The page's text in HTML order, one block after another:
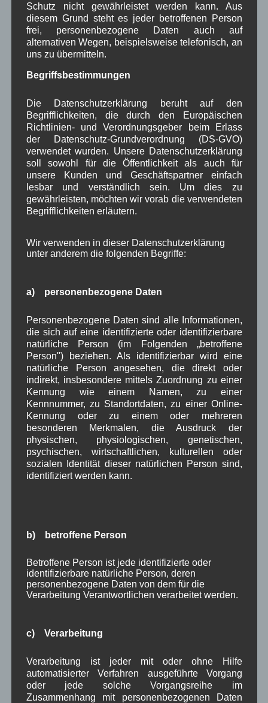
Vermieterinformation „Gesundheit
und Wohlfühlen“
„Gesundheit und
Wohlfühlen“ am
07.07.2016 um 19.30
Uhr im Haus des
Gastes in Wallgau.
Weiterlesen
noch gar nicht
richtig begonnen
und schon steht das
erste Parkfest 2016
auf dem Programm.
Aufgrund der beiden
Festwochen in Krün im Juli laden der
Trachtenverein und die Musikkapelle Wallgau
bereits am Sonntag den 03. Juli 2016 ab 11.00 Uhr
zum ersten traditionellen Parkfest in diesem Jahr.
Einheimische und Gäste verleben bei guter Musik,
herzhaften Schmankerln und einer süffigen Maß
Nach der gelungenen Premiere im letzten Jahr
wird auch heuer vor dem Fest um 10.30 Uhr ein
Gottesdienst auf dem Festplatz gefeiert.
Mit Bildern und Video vom Parkfest
Weiterlesen
Veranstaltung ,Video,Woiga.de
Wallgauer Rennochsen werden
vorgestellt – Teil 7
Schutz nicht gewährleistet werden kann. Aus
diesem Grund steht es jeder betroffenen Person
frei, personenbezogene Daten auch auf
alternativen Wegen, beispielsweise telefonisch, an
uns zu übermitteln.
Begriffsbestimmungen
Die Datenschutzerklärung beruht auf den
Begrifflichkeiten, die durch den Europäischen
Richtlinien- und Verordnungsgeber beim Erlass
der Datenschutz-Grundverordnung (DS-GVO)
verwendet wurden. Unsere Datenschutzerklärung
soll sowohl für die Öffentlichkeit als auch für
unsere Kunden und Geschäftspartner einfach
lesbar und verständlich sein. Um dies zu
gewährleisten, möchten wir vorab die verwendeten
Begrifflichkeiten erläutern.
Wir verwenden in dieser Datenschutzerklärung
unter anderem die folgenden Begriffe:
a) personenbezogene Daten
Personenbezogene Daten sind alle Informationen,
die sich auf eine identifizierte oder identifizierbare
natürliche Person (im Folgenden „betroffene
Person") beziehen. Als identifizierbar wird eine
natürliche Person angesehen, die direkt oder
indirekt, insbesondere mittels Zuordnung zu einer
Kennung wie einem Namen, zu einer
Kennnummer, zu Standortdaten, zu einer Online-
Kennung oder zu einem oder mehreren
besonderen Merkmalen, die Ausdruck der
physischen, physiologischen, genetischen,
psychischen, wirtschaftlichen, kulturellen oder
sozialen Identität dieser natürlichen Person sind,
identifiziert werden kann.
b) betroffene Person
Betroffene Person ist jede identifizierte oder
identifizierbare natürliche Person, deren
personenbezogene Daten von dem für die
Verarbeitung Verantwortlichen verarbeitet werden.
c) Verarbeitung
Verarbeitung ist jeder mit oder ohne Hilfe
automatisierter Verfahren ausgeführte Vorgang
oder jede solche Vorgangsreihe im
Zusammenhang mit personenbezogenen Daten